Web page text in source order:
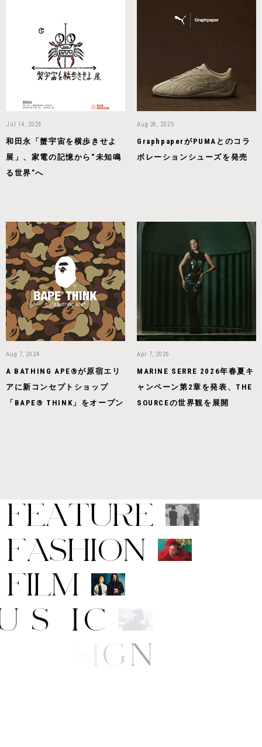
Jul 14, 2026
和田永「蟹宇宙を横歩きせよ
展」、家電の記憶から“未知鳴
る世界”へ
Aug 26, 2025
GraphpaperがPUMAとのコラ
ボレーションシューズを発売
Aug 7, 2024
A BATHING APE®が原宿エリ
アに新コンセプトショップ
「BAPE® THINK」をオープン
Apr 7, 2026
MARINE SERRE 2026年春夏キ
ャンペーン第2章を発表、THE
SOURCEの世界観を展開
FEATURE
FASHION
FILM
MU SIC
D ESI